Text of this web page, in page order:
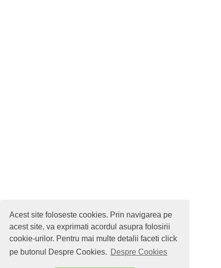
Acest site foloseste cookies. Prin navigarea pe
acest site, va exprimati acordul asupra folosirii
cookie-urilor. Pentru mai multe detalii faceti click
pe butonul Despre Cookies. Despre Cookies